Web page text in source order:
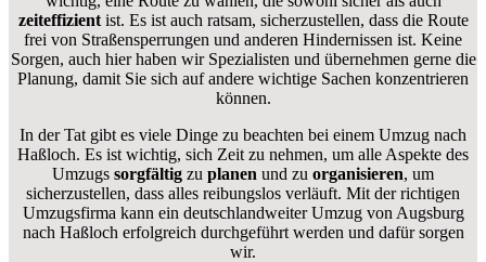
zeiteffizientist. Es ist auch ratsam, sicherzustellen, dass die Route
frei von Straßensperrungen und anderen Hindernissen ist. Keine
Sorgen, auch hier haben wir Spezialisten und übernehmen gerne die
Planung, damit Sie sich auf andere wichtige Sachen konzentrieren
können.
In der Tat gibt es viele Dinge zu beachten bei einem Umzug nach
Haßloch. Es ist wichtig, sich Zeit zu nehmen, um alle Aspekte des
Umzugs sorgfältig zu planen und zu organisieren, um
sicherzustellen, dass alles reibungslos verläuft. Mit der richtigen
Umzugsfirma kann ein deutschlandweiter Umzug von Augsburg
nach Haßloch erfolgreich durchgeführt werden und dafür sorgen
wir.